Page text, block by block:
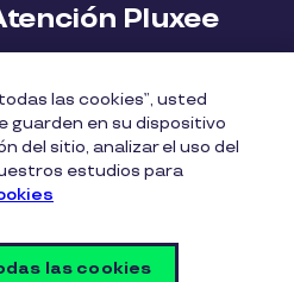
Pluxee
de reclamos
Políticas de privacidad
las cookies”, usted
guarden en su dispositivo
del sitio, analizar el uso del
estudios para
las cookies